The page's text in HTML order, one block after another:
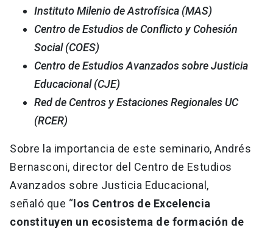
Instituto Milenio de Astrofísica (MAS)
Centro de Estudios de Conflicto y Cohesión
Social (COES)
Centro de Estudios Avanzados sobre Justicia
Educacional (CJE)
Red de Centros y Estaciones Regionales UC
(RCER)
Sobre la importancia de este seminario, Andrés
Bernasconi, director del Centro de Estudios
Avanzados sobre Justicia Educacional,
señaló que “ los Centros de Excelencia
constituyen un ecosistema de formación de